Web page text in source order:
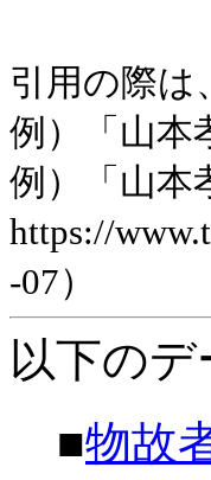
引用の際は
例）「山本
例）「山本
https://
-07）
以下の
■物故